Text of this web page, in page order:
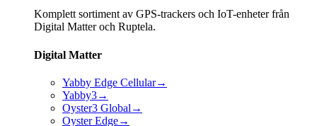
Komplett sortiment av GPS-trackers och IoT-enheter från
Digital Matter och Ruptela.
Digital Matter
Yabby Edge Cellular→
Yabby3→
Oyster3 Global →
Oyster Edge→